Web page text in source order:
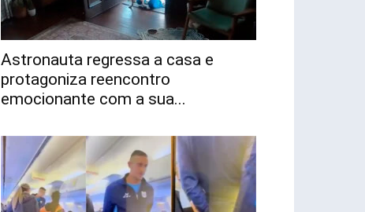
Astronauta regressa a casa e
protagoniza reencontro
emocionante com a sua...